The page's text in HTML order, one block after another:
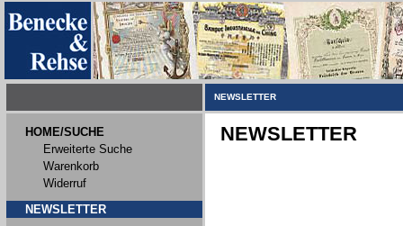
NEWSLETTER
HOME/SUCHE
Erweiterte Suche
Warenkorb
Widerruf
NEWSLETTER
NEWSLETTER